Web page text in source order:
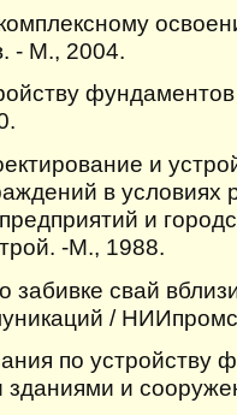
- М., 2004.
и
в условиях
и
-М., 1988.
забивке свай
/
по устройству
и